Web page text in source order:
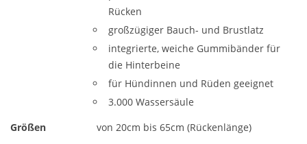
Rücken
großzügiger Bauch- und Brustlatz
integrierte, weiche Gummibänder für
die Hinterbeine
für Hündinnen und Rüden geeignet
3.000 Wassersäule
Größen
von 20cm bis 65cm (Rückenlänge)